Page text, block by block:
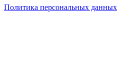
Политика персональных данных